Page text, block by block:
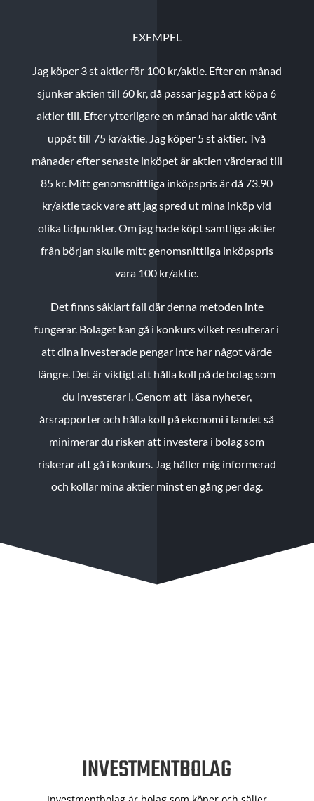
EXEMPEL
Jag köper 3 st aktier för 100 kr/aktie. Efter en månad
sjunker aktien till 60 kr, då passar jag på att köpa 6
aktier till. Efter ytterligare en månad har aktie vänt
uppåt till 75 kr/aktie. Jag köper 5 st aktier.Två
månader efter senaste inköpet är aktien värderad till
85 kr. Mitt genomsnittliga inköpspris är då 73.90
kr/aktie tack vare att jag spred ut mina inköp vid
olika tidpunkter. Om jag hade köpt samtliga aktier
från början skulle mitt genomsnittliga inköpspris
vara 100 kr/aktie.
Det finns såklart fall där denna metoden inte
fungerar. Bolaget kan gå i konkurs vilket resulterar i
att dina investerade pengar inte har något värde
längre. Det är viktigt att hålla koll på de bolag som
du investerar i. Genom att läsa nyheter,
årsrapporter och hålla koll på ekonomi i landet så
minimerar du risken att investera i bolag som
riskerar att gå i konkurs. Jag håller mig informerad
och kollar mina aktier minst en gång per dag.
INVESTMENTBOLAG